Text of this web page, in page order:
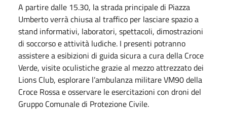
A partire dalle 15.30, la strada principale di Piazza
Umberto verrà chiusa al traffico per lasciare spazio a
stand informativi, laboratori, spettacoli, dimostrazioni
di soccorso e attività ludiche. I presenti potranno
assistere a esibizioni di guida sicura a cura della Croce
Verde, visite oculistiche grazie al mezzo attrezzato dei
Lions Club, esplorare l’ambulanza militare VM90 della
Croce Rossa e osservare le esercitazioni con droni del
Gruppo Comunale di Protezione Civile.